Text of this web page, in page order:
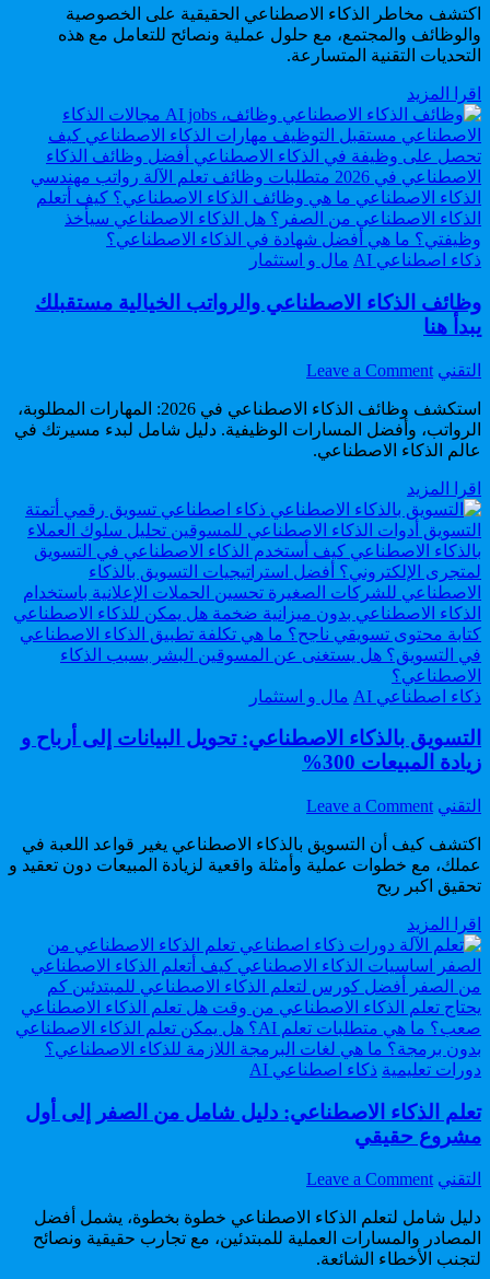
الذكاء
الاصطناعي:
تهديدات
البشرية
وكيف
نستعد
لها
اكتشف مخاطر الذكاء الاصطناعي الحقيقية على الخصوصية
والوظائف والمجتمع، مع حلول عملية ونصائح للتعامل مع هذه
التحديات التقنية المتسارعة.
اقرا المزيد
الذكاء
الاصطناعي:
تهديدات
حقيقية
تواجه
البشرية
وكيف
نستعد
Posted
ذكاء اصطناعي AI مال و استثمار
وظائف الذكاء الاصطناعي والرواتب الخيالية مستقبلك
يبدأ هنا
Author:
التقني Leave a Comment
on
الذكاء
الاصطناعي والرواتب
هنا
استكشف وظائف الذكاء الاصطناعي في 2026: المهارات المطلوبة،
الرواتب، وأفضل المسارات الوظيفية. دليل شامل لبدء مسيرتك في
عالم الذكاء الاصطناعي.
اقرا المزيد
الذكاء
الاصطناعي والرواتب
الخيالية
مستقبلك
يبدأ
هنا
Posted
ذكاء اصطناعي AI مال و استثمار
التسويق بالذكاء الاصطناعي: تحويل البيانات إلى أرباح و
زيادة المبيعات 300%
Author:
التقني Leave a Comment
on
بالذكاء
الاصطناعي:
أرباح
و
زيادة
المبيعات
300%
اكتشف كيف أن التسويق بالذكاء الاصطناعي يغير قواعد اللعبة في
عملك، مع خطوات عملية وأمثلة واقعية لزيادة المبيعات دون تعقيد و
تحقيق اكبر ربح
اقرا المزيد
بالذكاء
الاصطناعي:
تحويل
البيانات
إلى
أرباح
و
المبيعات
300%
Posted
دورات تعليمية ذكاء اصطناعي AI
تعلم الذكاء الاصطناعي: دليل شامل من الصفر إلى أول
مشروع حقيقي
Author:
التقني Leave a Comment
on
الذكاء
الاصطناعي:
دليل شامل لتعلم الذكاء الاصطناعي خطوة بخطوة، يشمل أفضل
المصادر والمسارات العملية للمبتدئين، مع تجارب حقيقية ونصائح
لتجنب الأخطاء الشائعة.